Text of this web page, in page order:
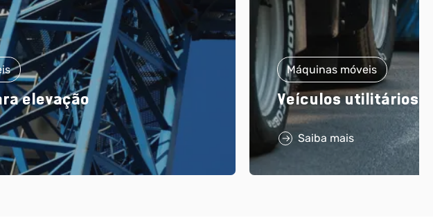
elevação
Máquinas móveis
Veículos utilitários
Saiba mais